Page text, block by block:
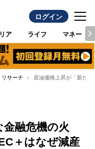
ログイン
ア ライフ マネー
リサーチ 原油価格上昇が「新た
融危機の火
＋はなぜ減産